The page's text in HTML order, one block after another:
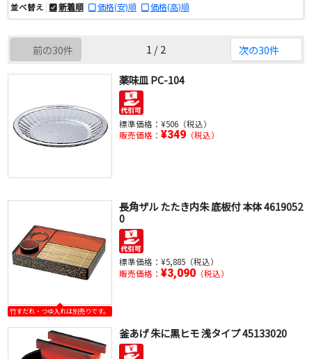
並べ替え 新着順 価格(安)順 価格(高)順
前の30件 1 / 2 次の30件
薬味皿 PC-104
標準価格： ¥506（税込）
販売価格： ¥349（税込）
竹すだれ・つゆ入れは別売りです。
長角ザル たたき内朱 底板付 本体 4619052
0
標準価格： ¥5,885（税込）
販売価格： ¥3,090（税込）
釜あげ 朱に黒ヒモ 浅タイプ 45133020